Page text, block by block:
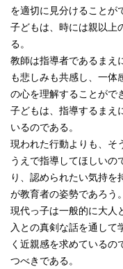
を適切に見分けることが
子どもは、時には親以上
る。
教師は指導者であるまえ
も悲しみも共感し、一体
の心を理解することがで
子どもは、指導するまえ
いるのである。
現われた行動よりも、そ
うえで指導してほしいの
り、認められたい気持を
が教育者の姿勢であろう。
現代っ子は一般的に大人
入との真剣な話を通して
く近親感を求めているの
つべきである。